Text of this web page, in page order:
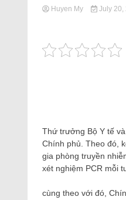
Huyen My July 20,
Thứ trưởng Bộ Y tế
Chính phủ. Theo đó,
gia phòng truyền
xét nghiệm PCR mỗi
cùng theo với đó,